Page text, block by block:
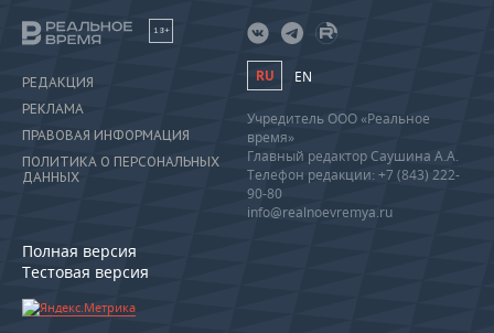
18+
РЕДАКЦИЯ
РЕКЛАМА
ПРАВОВАЯ ИНФОРМАЦИЯ
ПОЛИТИКА О ПЕРСОНАЛЬНЫХ
ДАННЫХ
Полная версия
Тестовая версия
RU EN
Учредитель ООО «Реальное
время»
Главный редактор Саушина А.А.
Телефон редакции: +7 (843) 222-
90-80
info@realnoevremya.ru